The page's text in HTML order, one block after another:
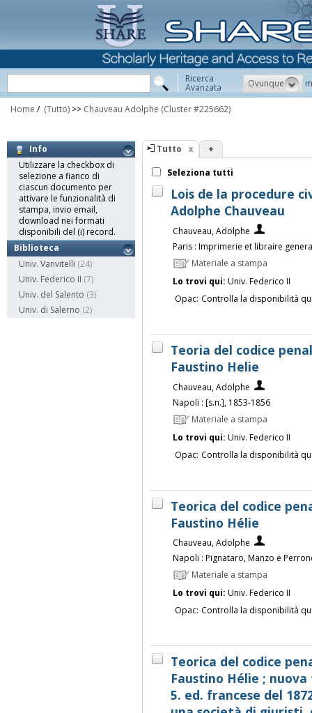
Ricerca
Avanzata Ovunque
Home / (Tutto) >> Chauveau Adolphe (Cluster #225662)
Info
Utilizzare la checkbox di
selezione a fianco di
ciascun documento per
attivare le funzionalità di
stampa, invio email,
download nei formati
disponibili del (i) record.
Biblioteca
Univ. Vanvitelli (24)
Univ. Federico II (7)
Univ. del Salento (3)
Univ. di Salerno (2)
Tutto +
Seleziona tutti
Lois de la procedure
Adolphe Chauveau
Chauveau, Adolphe
Paris : Imprimerie et libraire
Materiale a stampa
Lo trovi qui: Univ. Federico II
Opac: Controlla la disponibilità
Teoria del codice
Faustino Helie
Chauveau, Adolphe
Napoli : [s.n.], 1853-1856
Materiale a stampa
Lo trovi qui: Univ. Federico II
Opac: Controlla la disponibilità
Teorica del codice
Faustino Hélie
Chauveau, Adolphe
Napoli : Pignataro, Manzo e
Materiale a stampa
Lo trovi qui: Univ. Federico II
Opac: Controlla la disponibilità
Teorica del codice
Faustino Hélie ;
5. ed. francese del